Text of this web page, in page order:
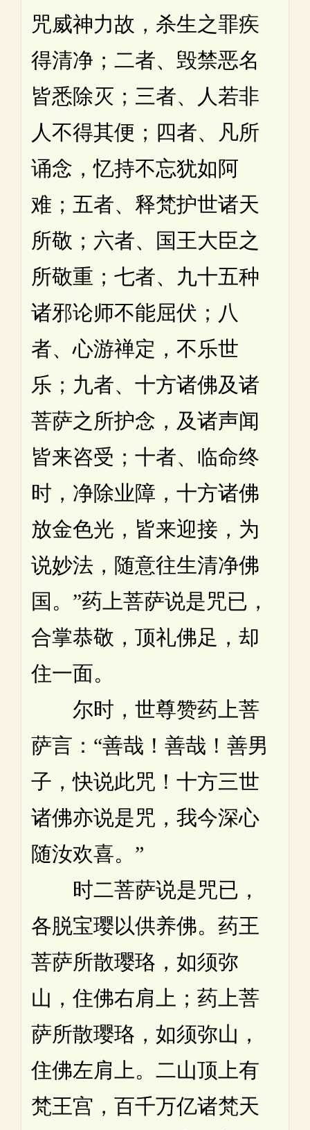
咒威神力故，杀生之罪疾
得清净；二者、毁禁恶名
皆悉除灭；三者、人若非
人不得其便；四者、凡所
诵念，忆持不忘犹如阿
难；五者、释梵护世诸天
所敬；六者、国王大臣之
所敬重；七者、九十五种
诸邪论师不能屈伏；八
者、心游禅定，不乐世
乐；九者、十方诸佛及诸
菩萨之所护念，及诸声闻
皆来咨受；十者、临命终
时，净除业障，十方诸佛
放金色光，皆来迎接，为
说妙法，随意往生清净佛
国。”药上菩萨说是咒已，
合掌恭敬，顶礼佛足，却
住一面。
尔时，世尊赞药上菩
萨言：“善哉！善哉！善男
子，快说此咒！十方三世
诸佛亦说是咒，我今深心
随汝欢喜。”
时二菩萨说是咒已，
各脱宝璎以供养佛。药王
菩萨所散璎珞，如须弥
山，住佛右肩上；药上菩
萨所散璎珞，如须弥山，
住佛左肩上。二山顶上有
梵王宫，百千万亿诸梵天